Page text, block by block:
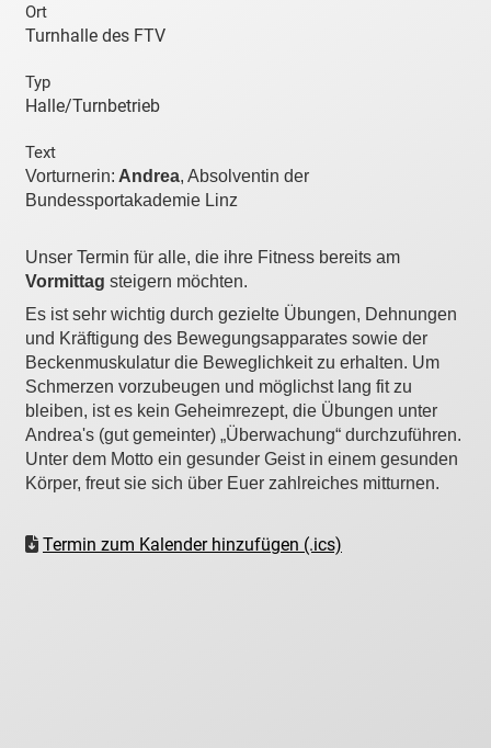
Ort
Turnhalle des FTV
Typ
Halle/Turnbetrieb
Text
Vorturnerin: Andrea, Absolventin der
Bundessportakademie Linz
Unser Termin für alle, die ihre Fitness bereits am
Vormittag steigern möchten.
Es ist sehr wichtig durch gezielte Übungen, Dehnungen
und Kräftigung des Bewegungsapparates sowie der
Beckenmuskulatur die Beweglichkeit zu erhalten. Um
Schmerzen vorzubeugen und möglichst lang fit zu
bleiben, ist es kein Geheimrezept, die Übungen unter
Andrea's (gut gemeinter) „Überwachung“ durchzuführen.
Unter dem Motto ein gesunder Geist in einem gesunden
Körper, freut sie sich über Euer zahlreiches mitturnen.
Termin zum Kalender hinzufügen (.ics)